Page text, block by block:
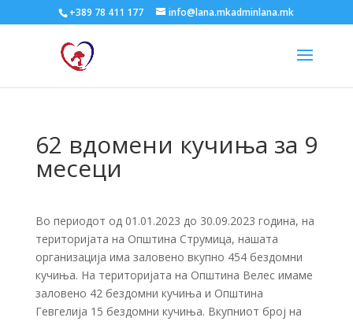
+389 78 411 177 info@lana.mkadminlana.mk
62 вдомени кучиња за 9
месеци
Во периодот од 01.01.2023 до 30.09.2023 година, на
територијата на Општина Струмица, нашата
организација има заловено вкупно 454 бездомни
кучиња. На територијата на Општина Велес имаме
заловено 42 бездомни кучиња и Општина
Гевгелија 15 бездомни кучиња. Вкупниот број на